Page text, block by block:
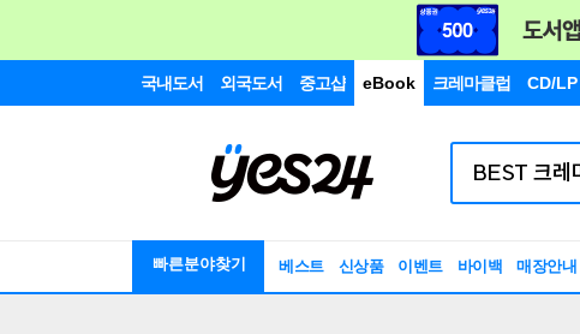
국내도서 외국도서 중고샵 eBook 크레마클럽 CD/LP
빠른분야찾기 베스트 신상품 이벤트 바이백 매장안내